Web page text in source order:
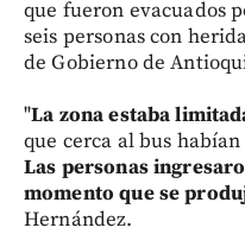
que fueron evacuados
seis personas con
de Gobierno de
"La zona estaba
que cerca al bus
Las personas
momento que se
Hernández.